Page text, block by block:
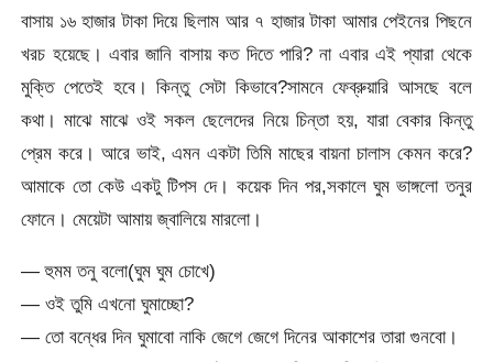
বাসায় ১৬ হাজার টাকা দিয়ে ছিলাম আর ৭ হাজার টাকা আমার পেইনের পিছনে
খরচ হয়েছে। এবার জানি বাসায় কত দিতে পারি? না এবার এই প্যারা থেকে
মুক্তি পেতেই হবে। কিন্তু সেটা কিভাবে?সামনে ফেব্রুয়ারি আসছে বলে
কথা। মাঝে মাঝে ওই সকল ছেলেদের নিয়ে চিন্তা হয়, যারা বেকার কিন্তু
প্রেম করে। আরে ভাই, এমন একটা তিমি মাছের বায়না চালাস কেমন করে?
আমাকে তো কেউ একটু টিপস দে। কয়েক দিন পর,সকালে ঘুম ভাঙ্গলো তনুর
ফোনে। মেয়েটা আমায় জ্বালিয়ে মারলো।
— হুমম তনু বলো(ঘুম ঘুম চোখে)
— ওই তুমি এখনো ঘুমাচ্ছো?
— তো বন্ধের দিন ঘুমাবো নাকি জেগে জেগে দিনের আকাশের তারা গুনবো।